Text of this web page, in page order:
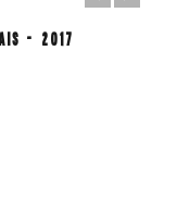
- 2017